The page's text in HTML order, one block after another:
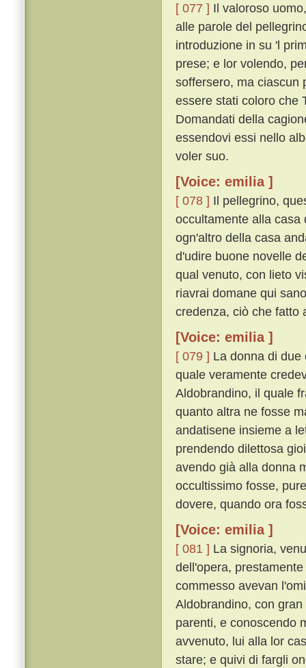
[ 077 ] Il valoroso
alle parole del
introduzione in su 'l
prese; e lor volendo,
soffersero, ma ciascun
essere stati coloro che
Domandati della
essendovi essi nello
voler suo.
[Voice: emilia ]
[ 078 ] Il pellegrino,
occultamente alla casa
ogn'altro della casa
d'udire buone novelle
qual venuto, con lieto
riavrai domane qui
credenza, ciò che fatto
[Voice: emilia ]
[ 079 ] La donna di
quale veramente
Aldobrandino, il quale
quanto altra ne fosse
andatisene insieme a
prendendo dilettosa
avendo già alla donna
occultissimo fosse,
dovere, quando ora
[Voice: emilia ]
[ 081 ] La signoria,
dell'opera,
commesso avevan
Aldobrandino, con
parenti, e conoscendo
avvenuto, lui alla lor
stare; e quivi di fargli